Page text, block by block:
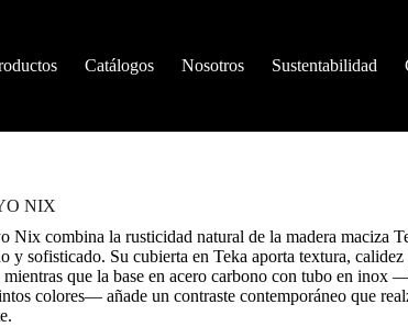
Catálogos Nosotros Sustentabilidad
NIX
Nix combina la rusticidad natural de la madera maciza
y sofisticado. Su cubierta en Teka aporta textura, calidez
que la base en acero carbono con tubo en inox
colores— añade un contraste contemporáneo que